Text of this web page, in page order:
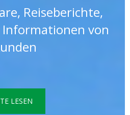
Reiseberichte,
Informationen von
LESEN